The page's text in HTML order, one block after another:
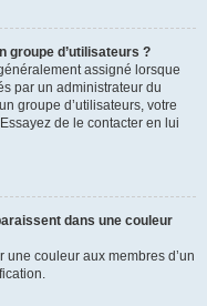
groupe d’utilisateurs ?
assigné lorsque
par un administrateur du
groupe d’utilisateurs, votre
de le contacter en lui
dans une couleur
couleur aux membres d’un